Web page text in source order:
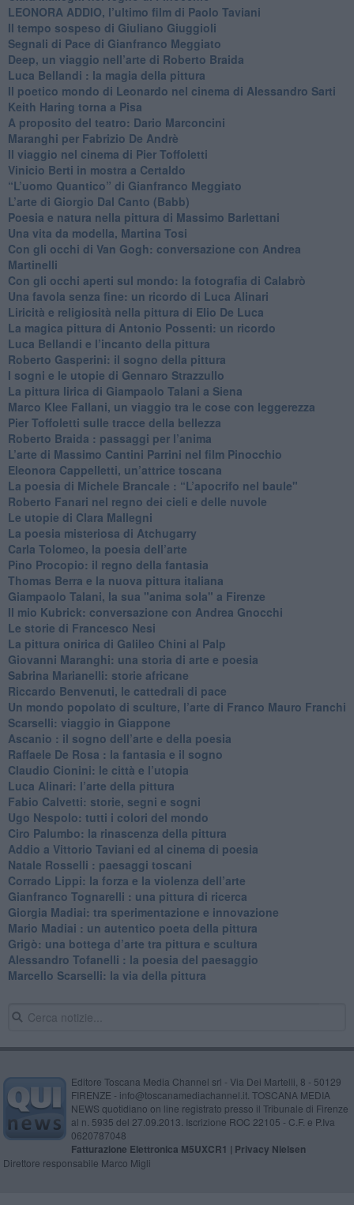
​LEONORA ADDIO, l’ultimo film di Paolo Taviani
Il tempo sospeso di Giuliano Giuggioli
Segnali di Pace di Gianfranco Meggiato
​Deep, un viaggio nell’arte di Roberto Braida
​Luca Bellandi : la magia della pittura
​Il poetico mondo di Leonardo nel cinema di Alessandro Sarti
​Keith Haring torna a Pisa
​A proposito del teatro: Dario Marconcini
Maranghi per Fabrizio De Andrè
​Il viaggio nel cinema di Pier Toffoletti
Vinicio Berti in mostra a Certaldo
“L’uomo Quantico” di Gianfranco Meggiato
​L’arte di Giorgio Dal Canto (Babb)
Poesia e natura nella pittura di Massimo Barlettani
Una vita da modella, Martina Tosi
​Con gli occhi di Van Gogh: conversazione con Andrea
Martinelli
​Con gli occhi aperti sul mondo: la fotografia di Calabrò
Una favola senza fine: un ricordo di Luca Alinari
Liricità e religiosità nella pittura di Elio De Luca
La magica pittura di Antonio Possenti: un ricordo
Luca Bellandi e l’incanto della pittura
​Roberto Gasperini: il sogno della pittura
I sogni e le utopie di Gennaro Strazzullo
La pittura lirica di Giampaolo Talani a Siena
​Marco Klee Fallani, un viaggio tra le cose con leggerezza
​Pier Toffoletti sulle tracce della bellezza
​Roberto Braida : passaggi per l’anima
​L’arte di Massimo Cantini Parrini nel film Pinocchio
Eleonora Cappelletti, un’attrice toscana
​La poesia di Michele Brancale : “L’apocrifo nel baule"
Roberto Fanari nel regno dei cieli e delle nuvole
Le utopie di Clara Mallegni
​La poesia misteriosa di Atchugarry
Carla Tolomeo, la poesia dell’arte
Pino Procopio: il regno della fantasia
Thomas Berra e la nuova pittura italiana
Giampaolo Talani, la sua "anima sola" a Firenze
Il mio Kubrick: conversazione con Andrea Gnocchi
Le storie di Francesco Nesi
​La pittura onirica di Galileo Chini al Palp
​Giovanni Maranghi: una storia di arte e poesia
Sabrina Marianelli: storie africane
​Riccardo Benvenuti, le cattedrali di pace
​Un mondo popolato di sculture, l’arte di Franco Mauro Franchi
​Scarselli: viaggio in Giappone
​Ascanio : il sogno dell’arte e della poesia
Raffaele De Rosa : la fantasia e il sogno
​Claudio Cionini: le città e l’utopia
Luca Alinari: l’arte della pittura
​Fabio Calvetti: storie, segni e sogni
Ugo Nespolo: tutti i colori del mondo
​Ciro Palumbo: la rinascenza della pittura
​Addio a Vittorio Taviani ed al cinema di poesia
​Natale Rosselli : paesaggi toscani
​Corrado Lippi: la forza e la violenza dell’arte
Gianfranco Tognarelli : una pittura di ricerca
Giorgia Madiai: tra sperimentazione e innovazione
Mario Madiai : un autentico poeta della pittura
Grigò: una bottega d’arte tra pittura e scultura
Alessandro Tofanelli : la poesia del paesaggio
​Marcello Scarselli: la via della pittura
Editore Toscana Media Channel srl - Via Dei Martelli, 8 - 50129
FIRENZE - info@toscanamediachannel.it. TOSCANA MEDIA
NEWS quotidiano on line registrato presso il Tribunale di Firenze
al n. 5935 del 27.09.2013. Iscrizione ROC 22105 - C.F. e P.Iva
0620787048
Fatturazione Elettronica M5UXCR1 | Privacy Nielsen
Direttore responsabile Marco Migli